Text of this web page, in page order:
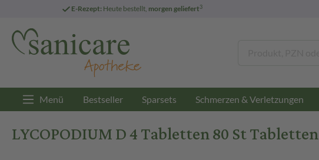
E-Rezept: Heute bestellt, morgen geliefert3
Menü Bestseller Sparsets Schmerzen & Verletzungen
LYCOPODIUM D 4 Tabletten 80 St Tabletten